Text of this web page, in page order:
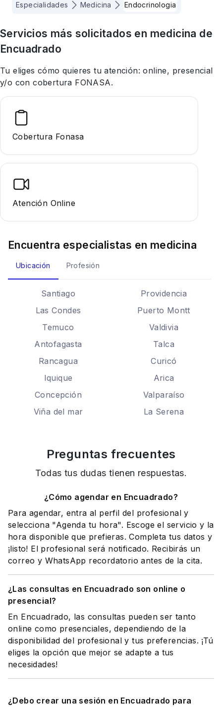
Especialidades Medicina Endocrinologia
Servicios más solicitados en medicina de
Encuadrado
Tu eliges cómo quieres tu atención: online, presencial
y/o con cobertura FONASA.
Cobertura Fonasa
Atención Online
Encuentra especialistas en medicina
Ubicación Profesión
Santiago
Providencia
Las Condes
Puerto Montt
Temuco
Valdivia
Antofagasta
Talca
Rancagua
Curicó
Iquique
Arica
Concepción
Valparaíso
Viña del mar
La Serena
Preguntas frecuentes
Todas tus dudas tienen respuestas.
¿Cómo agendar en Encuadrado?
Para agendar, entra al perfil del profesional y
selecciona "Agenda tu hora". Escoge el servicio y la
hora disponible que prefieras. Completa tus datos y
¡listo! El profesional será notificado. Recibirás un
correo y WhatsApp recordatorio antes de la cita.
¿Las consultas en Encuadrado son online o
presencial?
En Encuadrado, las consultas pueden ser tanto
online como presenciales, dependiendo de la
disponibilidad del profesional y tus preferencias. ¡Tú
eliges la opción que mejor se adapte a tus
necesidades!
¿Debo crear una sesión en Encuadrado para